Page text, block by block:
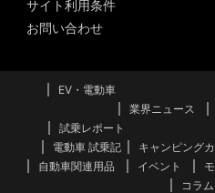
サイト利用条件
お問い合わせ
EV・電動車
業界ニュース
試乗レポート
電動車 試乗記
キャンピング
自動車関連用品
イベント
コラ